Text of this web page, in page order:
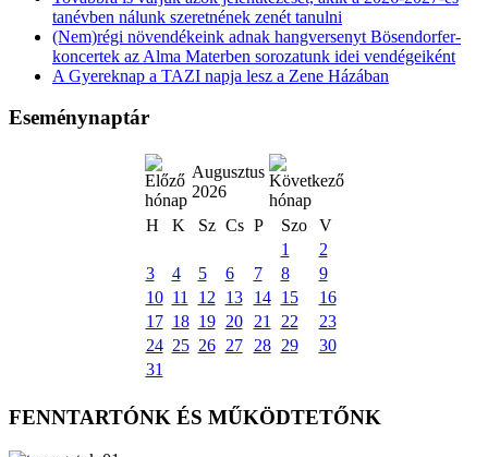
tanévben nálunk szeretnének zenét tanulni
(Nem)régi növendékeink adnak hangversenyt Bösendorfer-
koncertek az Alma Materben sorozatunk idei vendégeiként
A Gyereknap a TAZI napja lesz a Zene Házában
Eseménynaptár
Augusztus
2026
H
K Sz Cs P Szo
V
1
2
3
4 5 6 7 8
9
10 11 12 13 14 15
16
17 18 19 20 21 22
23
24 25 26 27 28 29
30
31
FENNTARTÓNK ÉS MŰKÖDTETŐNK